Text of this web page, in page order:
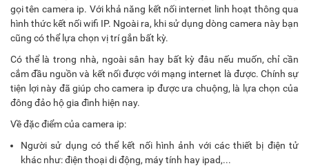
gọi tên camera ip. Với khả năng kết nối internet linh hoạt thông qua
hình thức kết nối wifi IP. Ngoài ra, khi sử dụng dòng camera này bạn
cũng có thể lựa chọn vị trí gắn bất kỳ.
Có thể là trong nhà, ngoài sân hay bất kỳ đâu nếu muốn, chỉ cần
cắm đầu nguồn và kết nối được với mạng internet là được. Chính sự
tiện lợi này đã giúp cho camera ip được ưa chuộng, là lựa chọn của
đông đảo hộ gia đình hiện nay.
Về đặc điểm của camera ip:
Người sử dụng có thể kết nối hình ảnh với các thiết bị điện tử
khác như: điện thoại di động, máy tính hay ipad,...